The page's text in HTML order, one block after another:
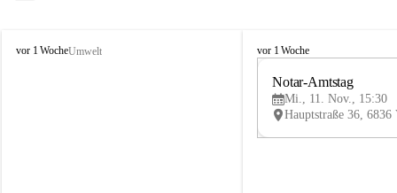
V
vor 1 WocheUmwelt
V
vor 1 Woche
Notar-Amtstag
Mi., 11. Nov., 15:30